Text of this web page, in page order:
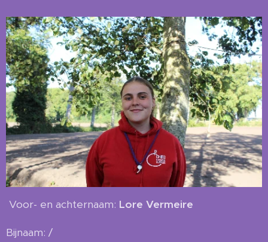
Voor- en achternaam: Lore Vermeire
Bijnaam: /